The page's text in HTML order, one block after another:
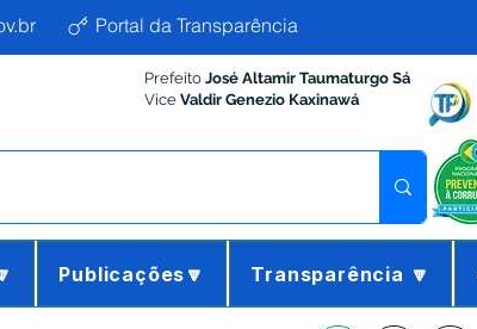
Portal da Transparência
Prefeito José Altamir Taumaturgo Sá
Vice Valdir Genezio Kaxinawá
Publicações🔽 Transparência 🔽